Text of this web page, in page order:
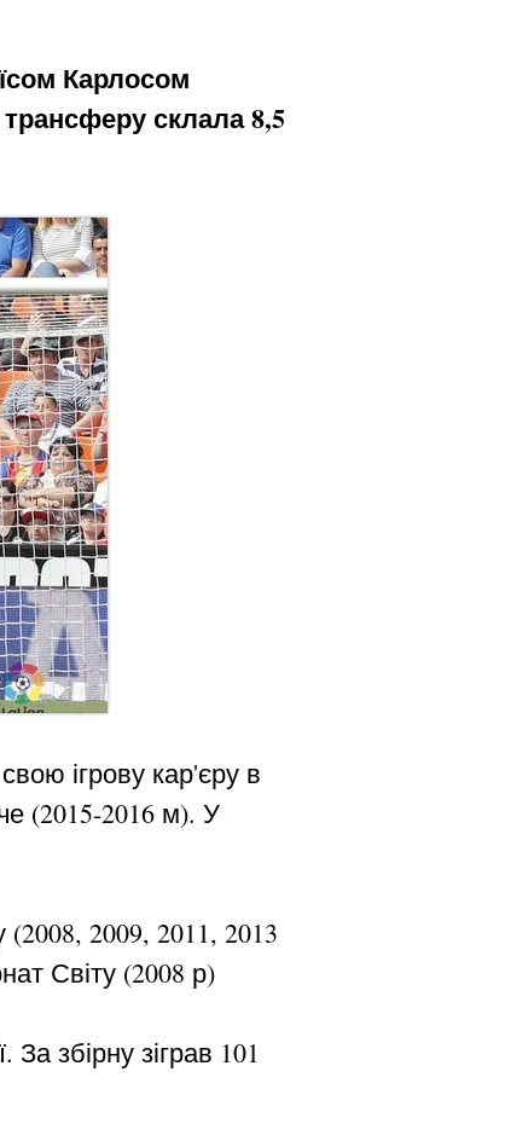
Карлосом
склала 8,5
ігрову кар'єру в
(2015-2016 м). У
2009, 2011, 2013
Світу (2008 р)
збірну зіграв 101